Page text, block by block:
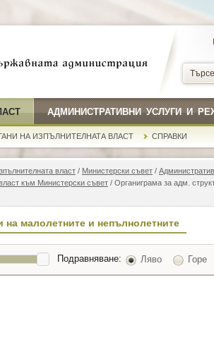
АДМИНИСТРАТИВНИ УСЛУГИ И
НА ИЗПЪЛНИТЕЛНАТА ВЛАСТ СПРАВКИ
власт / Министерски съвет /
към Министерски съвет / Органиграма за адм.
малолетните и непълнолетните
Подравняване: Ляво Горе